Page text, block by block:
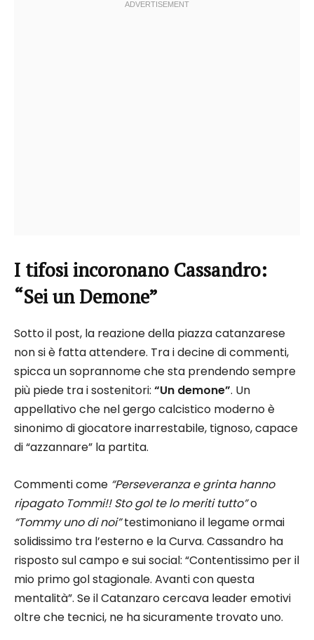
I tifosi incoronano Cassandro:
“Sei un Demone”
Sotto il post, la reazione della piazza catanzarese
non si è fatta attendere. Tra i decine di commenti,
spicca un soprannome che sta prendendo sempre
più piede tra i sostenitori: “Un demone”. Un
appellativo che nel gergo calcistico moderno è
sinonimo di giocatore inarrestabile, tignoso, capace
di “azzannare” la partita.
Commenti come “Perseveranza e grinta hanno
ripagato Tommi!! Sto gol te lo meriti tutto”o
“Tommy uno di noi”testimoniano il legame ormai
solidissimo tra l’esterno e la Curva. Cassandro ha
risposto sul campo e sui social: “Contentissimo per il
mio primo gol stagionale. Avanti con questa
mentalità”. Se il Catanzaro cercava leader emotivi
oltre che tecnici, ne ha sicuramente trovato uno.